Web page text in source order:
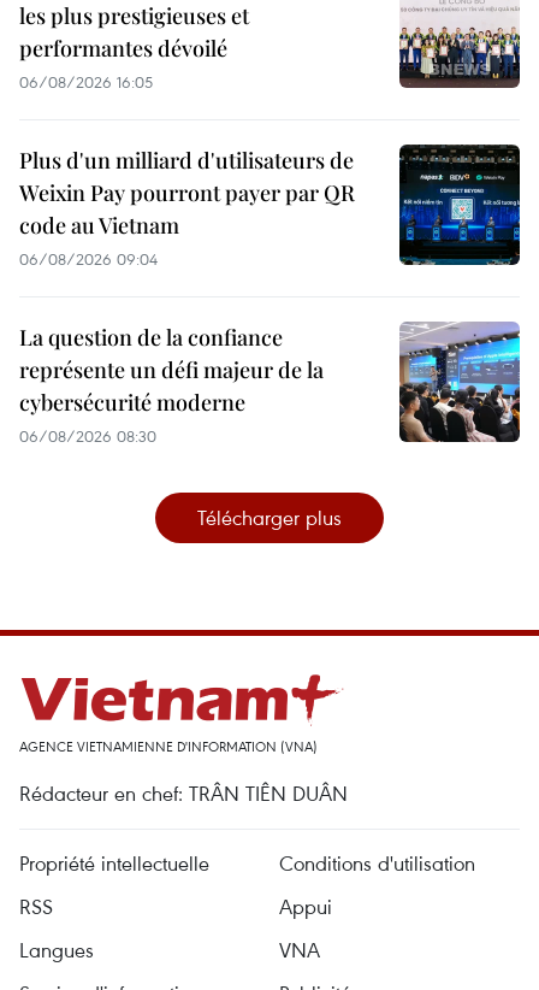
les plus prestigieuses et
performantes dévoilé
06/08/2026 16:05
Plus d'un milliard d'utilisateurs de
Weixin Pay pourront payer par QR
code au Vietnam
06/08/2026 09:04
La question de la confiance
représente un défi majeur de la
cybersécurité moderne
06/08/2026 08:30
Télécharger plus
AGENCE VIETNAMIENNE D'INFORMATION (VNA)
Rédacteur en chef: TRÂN TIÊN DUÂN
Propriété intellectuelle
Conditions d'utilisation
RSS
Appui
Langues
VNA